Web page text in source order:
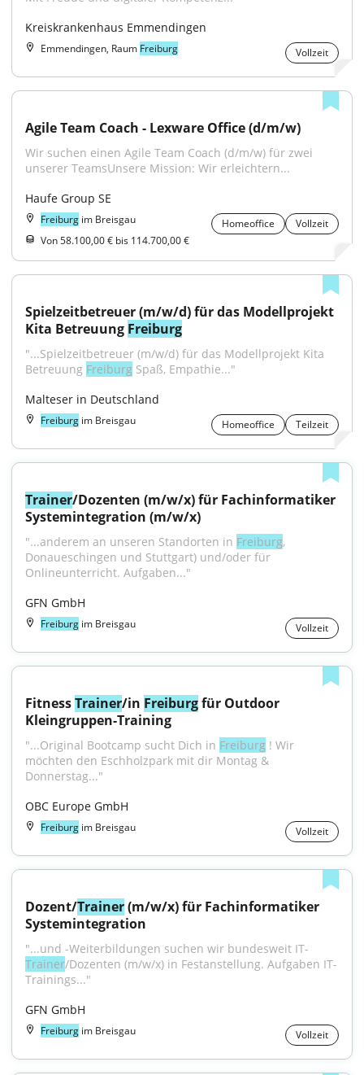
Kreiskrankenhaus Emmendingen
Emmendingen, Raum Freiburg Vollzeit
Agile Team Coach - Lexware Office (d/m/w)
Wir suchen einen Agile Team Coach (d/m/w) für zwei
unserer TeamsUnsere Mission: Wir erleichtern...
Haufe Group SE
Freiburg im Breisgau Homeoffice
Vollzeit
Von 58.100,00 € bis 114.700,00 €
Spielzeitbetreuer (m/w/d) für das Modellprojekt
Kita Betreuung Freiburg
"...Spielzeitbetreuer (m/w/d) für das Modellprojekt Kita
Betreuung Freiburg Spaß, Empathie..."
Malteser in Deutschland
Freiburg im Breisgau Homeoffice Teilzeit
Trainer/Dozenten (m/w/x) für Fachinformatiker
Systemintegration (m/w/x)
"...anderem an unseren Standorten in Freiburg,
Donaueschingen und Stuttgart) und/oder für
Onlineunterricht. Aufgaben..."
GFN GmbH
Freiburg im Breisgau Vollzeit
Fitness Trainer/in Freiburg für Outdoor
Kleingruppen-Training
"...Original Bootcamp sucht Dich in Freiburg ! Wir
möchten den Eschholzpark mit dir Montag &
Donnerstag..."
OBC Europe GmbH
Freiburg im Breisgau Vollzeit
Dozent/Trainer (m/w/x) für Fachinformatiker
Systemintegration
"...und -Weiterbildungen suchen wir bundesweit IT-
Trainer/Dozenten (m/w/x) in Festanstellung. Aufgaben IT-
Trainings..."
GFN GmbH
Freiburg im Breisgau Vollzeit